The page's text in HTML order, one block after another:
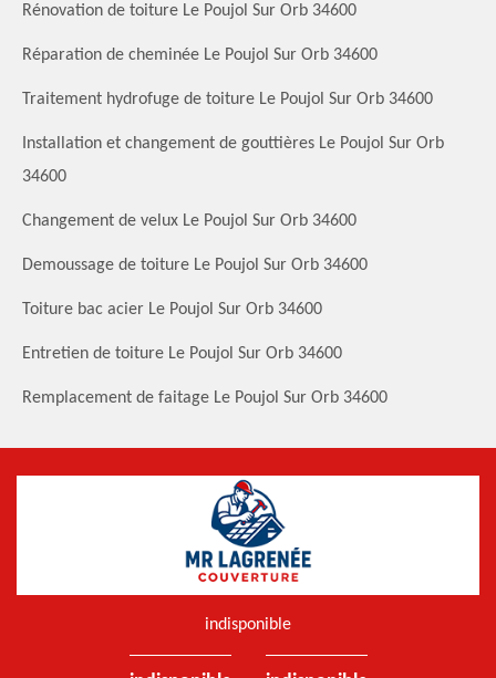
Rénovation de toiture Le Poujol Sur Orb 34600
Réparation de cheminée Le Poujol Sur Orb 34600
Traitement hydrofuge de toiture Le Poujol Sur Orb 34600
Installation et changement de gouttières Le Poujol Sur Orb
34600
Changement de velux Le Poujol Sur Orb 34600
Demoussage de toiture Le Poujol Sur Orb 34600
Toiture bac acier Le Poujol Sur Orb 34600
Entretien de toiture Le Poujol Sur Orb 34600
Remplacement de faitage Le Poujol Sur Orb 34600
indisponible